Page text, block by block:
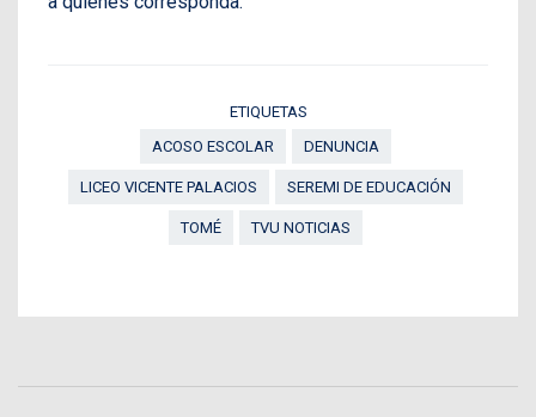
ETIQUETAS
ACOSO ESCOLAR
DENUNCIA
LICEO VICENTE PALACIOS SEREMI DE EDUCACIÓN
TOMÉ TVU NOTICIAS